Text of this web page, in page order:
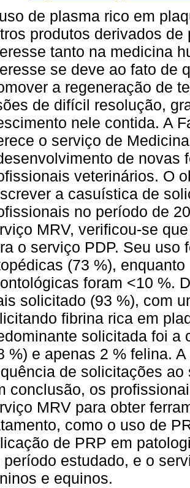
de plasma rico em
produtos derivados
tanto na medicina
se deve ao fato de
a regeneração de
de difícil resolução,
nele contida. A
o serviço de
de novas
veterinários. O
a casuística de
no período de
MRV, verificou-se
o serviço PDP. Seu uso
(73 %),
foram <10 %.
solicitado (93 %), com
fibrina rica em
solicitada foi a
%) e apenas 2 % felina.
de solicitações
conclusão, os
MRV para obter
como o uso de
de PRP em
período estudado, e o
e equinos.